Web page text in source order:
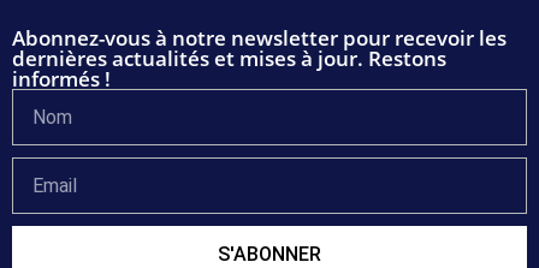
Abonnez-vous à notre newsletter pour recevoir les
dernières actualités et mises à jour. Restons
informés !
S'ABONNER